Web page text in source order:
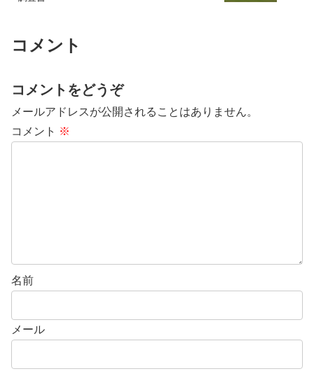
コメント
コメントをどうぞ
メールアドレスが公開されることはありません。
コメント ※
名前
メール